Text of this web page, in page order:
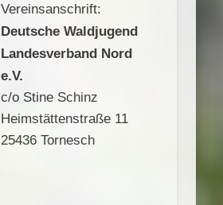
Vereinsanschrift:
Deutsche Waldjugend
Landesverband Nord
e.V.
c/o Stine Schinz
Heimstättenstraße 11
25436 Tornesch